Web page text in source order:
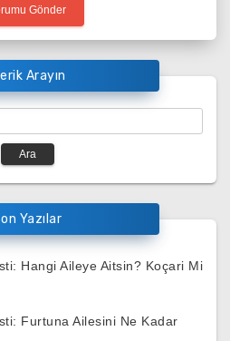
Arayın
Yazılar
Hangi Aileye Aitsin? Koçari Mi
Furtuna Ailesini Ne Kadar